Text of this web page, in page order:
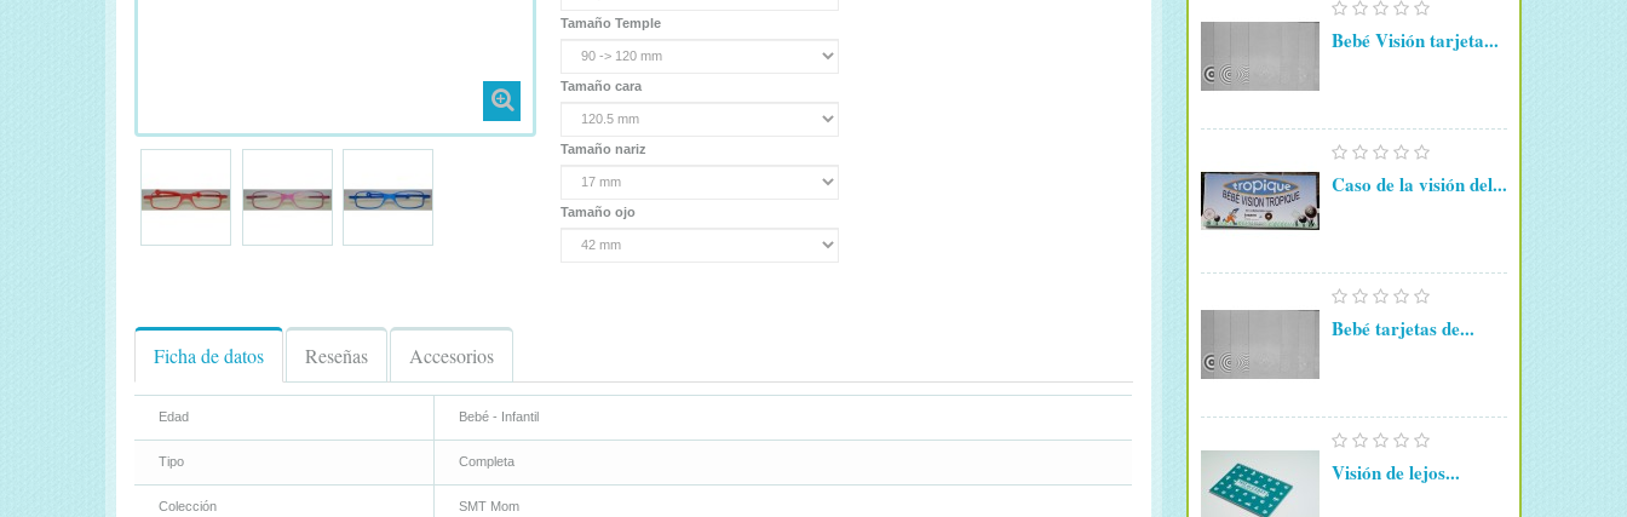
Tamaño Temple
Tamaño cara
Tamaño nariz
Tamaño ojo
Ficha de datos Reseñas Accesorios
Edad Bebé - Infantil
Tipo Completa
Colección SMT Mom
Bebé Visión tarjeta...
Caso de la visión del...
Bebé tarjetas de...
Visión de lejos...